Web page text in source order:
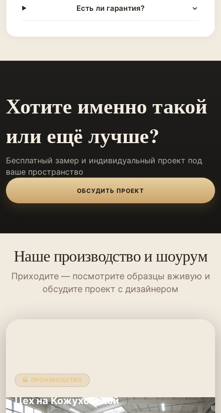
Есть ли гарантия?
Хотите именно такой
или ещё лучше?
Бесплатный замер и индивидуальный проект под
ваше пространство
ОБСУДИТЬ ПРОЕКТ
Наше производство и шоурум
Приходите — посмотрите образцы вживую и
обсудите проект с дизайнером
🏭 ПРОИЗВОДСТВО
Цех на Кожуховской